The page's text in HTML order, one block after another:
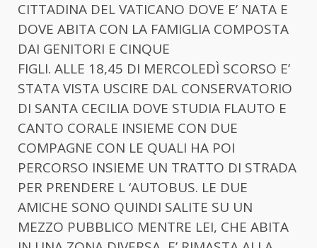
CITTADINA DEL VATICANO DOVE E’ NATA E
DOVE ABITA CON LA FAMIGLIA COMPOSTA
DAI GENITORI E CINQUE
FIGLI. ALLE 18,45 DI MERCOLEDÌ SCORSO E’
STATA VISTA USCIRE DAL CONSERVATORIO
DI SANTA CECILIA DOVE STUDIA FLAUTO E
CANTO CORALE INSIEME CON DUE
COMPAGNE CON LE QUALI HA POI
PERCORSO INSIEME UN TRATTO DI STRADA
PER PRENDERE L ‘AUTOBUS. LE DUE
AMICHE SONO QUINDI SALITE SU UN
MEZZO PUBBLICO MENTRE LEI, CHE ABITA